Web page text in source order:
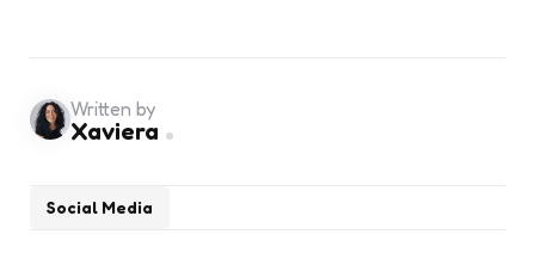
Social Media
Written by
Xaviera